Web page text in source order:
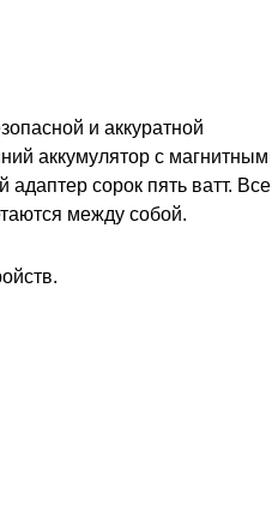
и аккуратной
аккумулятор с магнитным
сорок пять ватт. Все
между собой.